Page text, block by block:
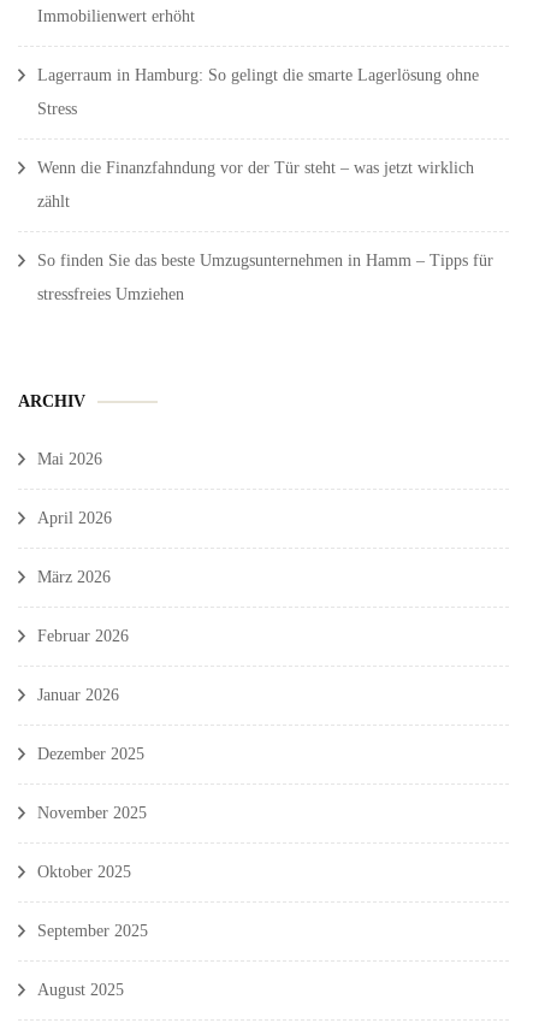
Immobilienwert erhöht
Lagerraum in Hamburg: So gelingt die smarte Lagerlösung ohne
Stress
Wenn die Finanzfahndung vor der Tür steht – was jetzt wirklich
zählt
So finden Sie das beste Umzugsunternehmen in Hamm – Tipps für
stressfreies Umziehen
ARCHIV
Mai 2026
April 2026
März 2026
Februar 2026
Januar 2026
Dezember 2025
November 2025
Oktober 2025
September 2025
August 2025